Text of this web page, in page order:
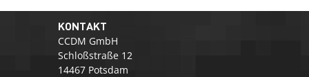
KONTAKT
CCDM GmbH
Schloßstraße 12
14467 Potsdam